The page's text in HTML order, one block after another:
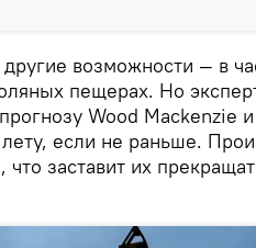
возможности — в
пещерах. Но
Wood Mackenzie
если не раньше.
что заставит их